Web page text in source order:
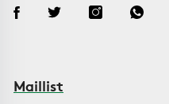
Maillist